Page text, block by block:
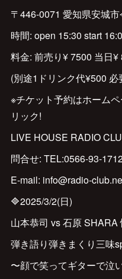
〒446-0071 愛知県安城
時間: open 15:30 start
料金: 前売り¥ 7500 当日¥
(別途1ドリンク代¥500 必
※チケット予約はホーム
リック!
LIVE HOUSE RADIO
問合せ: TEL:0566-93-
E-mail: info@radio-
🔷2025/3/2(日)
山本恭司 vs 石原 SHARA
弾き語り弾きまくり三味
〜顔で笑ってギターで泣